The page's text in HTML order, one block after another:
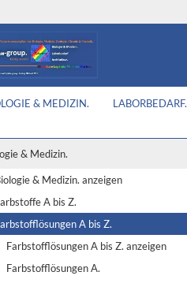
& MEDIZIN. LABORBEDARF.
& Medizin.
& Medizin. anzeigen
A bis Z.
A bis Z.
Farbstofflösungen A bis Z. anzeigen
Farbstofflösungen A.